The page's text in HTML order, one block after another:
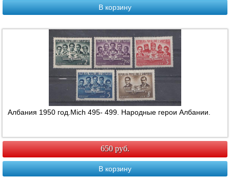
В корзину
Албания 1950 год.Mich 495- 499. Народные герои Албании.
650 руб.
В корзину